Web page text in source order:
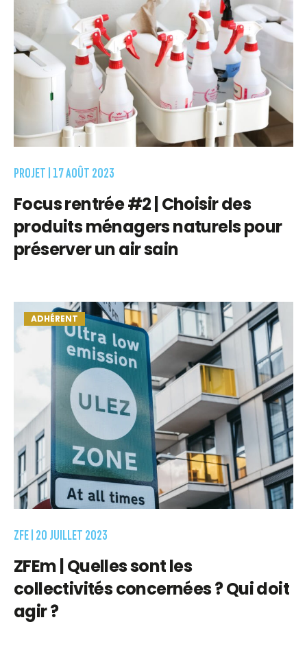
PROJET | 17 AOÛT 2023
Focus rentrée #2 | Choisir des
produits ménagers naturels pour
préserver un air sain
ADHÉRENT
ZFE | 20 JUILLET 2023
ZFEm | Quelles sont les
collectivités concernées ? Qui doit
agir ?